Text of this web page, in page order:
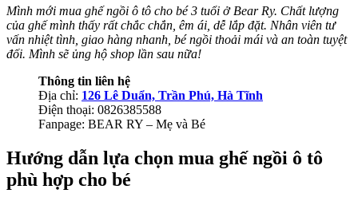
Mình mới mua ghế ngồi ô tô cho bé 3 tuổi ở Bear Ry. Chất lượng
của ghế mình thấy rất chắc chắn, êm ái, dễ lắp đặt. Nhân viên tư
vấn nhiệt tình, giao hàng nhanh, bé ngồi thoải mái và an toàn tuyệt
đối. Mình sẽ ủng hộ shop lần sau nữa!
Thông tin liên hệ
Địa chỉ: 126 Lê Duẩn, Trần Phú, Hà Tĩnh
Điện thoại: 0826385588
Fanpage: BEAR RY – Mẹ và Bé
Hướng dẫn lựa chọn mua ghế ngồi ô tô
phù hợp cho bé